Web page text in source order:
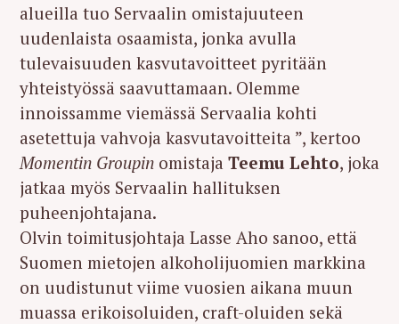
alueilla tuo Servaalin omistajuuteen
uudenlaista osaamista, jonka avulla
tulevaisuuden kasvutavoitteet pyritään
yhteistyössä saavuttamaan. Olemme
innoissamme viemässä Servaalia kohti
asetettuja vahvoja kasvutavoitteita ”, kertoo
Momentin Groupin omistaja Teemu Lehto, joka
jatkaa myös Servaalin hallituksen
puheenjohtajana.
Olvin toimitusjohtaja Lasse Aho sanoo, että
Suomen mietojen alkoholijuomien markkina
on uudistunut viime vuosien aikana muun
muassa erikoisoluiden, craft-oluiden sekä